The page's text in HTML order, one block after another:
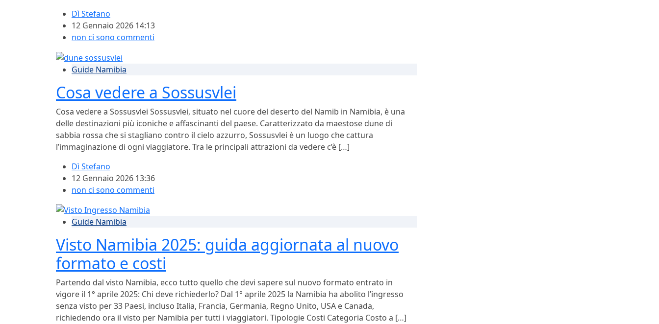
Dì Stefano
12 Gennaio 2026 14:13
non ci sono commenti
Guide Namibia
Cosa vedere a Sossusvlei
Cosa vedere a Sossusvlei Sossusvlei, situato nel cuore del deserto del Namib in Namibia, è una
delle destinazioni più iconiche e affascinanti del paese. Caratterizzato da maestose dune di
sabbia rossa che si stagliano contro il cielo azzurro, Sossusvlei è un luogo che cattura
l’immaginazione di ogni viaggiatore. Tra le principali attrazioni da vedere c’è […]
Dì Stefano
12 Gennaio 2026 13:36
non ci sono commenti
Guide Namibia
Visto Namibia 2025: guida aggiornata al nuovo
formato e costi
Partendo dal visto Namibia, ecco tutto quello che devi sapere sul nuovo formato entrato in
vigore il 1° aprile 2025: Chi deve richiederlo? Dal 1° aprile 2025 la Namibia ha abolito l’ingresso
senza visto per 33 Paesi, incluso Italia, Francia, Germania, Regno Unito, USA e Canada,
richiedendo ora il visto per Namibia per tutti i viaggiatori. Tipologie Costi Categoria Costo a […]